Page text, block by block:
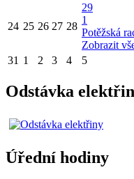
24 25 26 27 28
29
1
Potěžská
Zobrazit
31 1 2 3 4 5
Odstávka
Úřední hodiny